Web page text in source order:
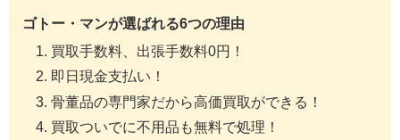
ゴトー・マンが選ばれる6つの理由
買取手数料、出張手数料0円！
即日現金支払い！
骨董品の専門家だから高価買取ができる！
買取ついでに不用品も無料で処理！